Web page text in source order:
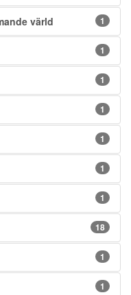
värld 1
1
1
1
1
1
1
18
1
1